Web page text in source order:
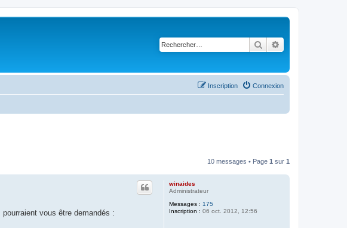
Rechercher
Connexion
Inscription
10 messages • Page 1 sur 1
winaides
Administrateur
Messages : 175
Inscription : 06 oct. 2012, 12:56
vous être demandés :